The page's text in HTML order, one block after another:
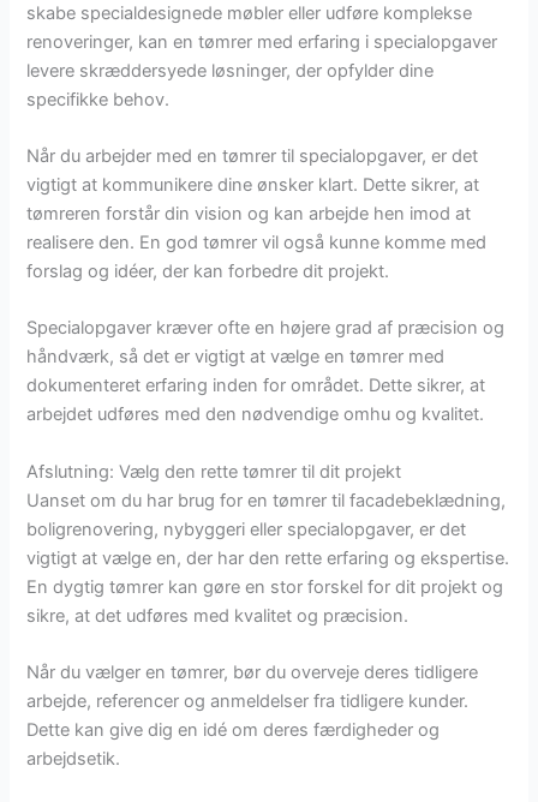
skabe specialdesignede møbler eller udføre komplekse
renoveringer, kan en tømrer med erfaring i specialopgaver
levere skræddersyede løsninger, der opfylder dine
specifikke behov.
Når du arbejder med en tømrer til specialopgaver, er det
vigtigt at kommunikere dine ønsker klart. Dette sikrer, at
tømreren forstår din vision og kan arbejde hen imod at
realisere den. En god tømrer vil også kunne komme med
forslag og idéer, der kan forbedre dit projekt.
Specialopgaver kræver ofte en højere grad af præcision og
håndværk, så det er vigtigt at vælge en tømrer med
dokumenteret erfaring inden for området. Dette sikrer, at
arbejdet udføres med den nødvendige omhu og kvalitet.
Afslutning: Vælg den rette tømrer til dit projekt
Uanset om du har brug for en tømrer til facadebeklædning,
boligrenovering, nybyggeri eller specialopgaver, er det
vigtigt at vælge en, der har den rette erfaring og ekspertise.
En dygtig tømrer kan gøre en stor forskel for dit projekt og
sikre, at det udføres med kvalitet og præcision.
Når du vælger en tømrer, bør du overveje deres tidligere
arbejde, referencer og anmeldelser fra tidligere kunder.
Dette kan give dig en idé om deres færdigheder og
arbejdsetik.